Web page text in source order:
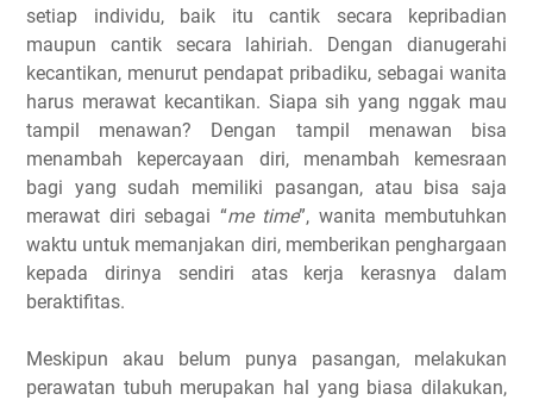
setiap individu, baik itu cantik secara kepribadian
maupun cantik secara lahiriah. Dengan dianugerahi
kecantikan, menurut pendapat pribadiku, sebagai wanita
harus merawat kecantikan. Siapa sih yang nggak mau
tampil menawan? Dengan tampil menawan bisa
menambah kepercayaan diri, menambah kemesraan
bagi yang sudah memiliki pasangan, atau bisa saja
merawat diri sebagai “me time”, wanita membutuhkan
waktu untuk memanjakan diri, memberikan penghargaan
kepada dirinya sendiri atas kerja kerasnya dalam
beraktifitas.
Meskipun akau belum punya pasangan, melakukan
perawatan tubuh merupakan hal yang biasa dilakukan,